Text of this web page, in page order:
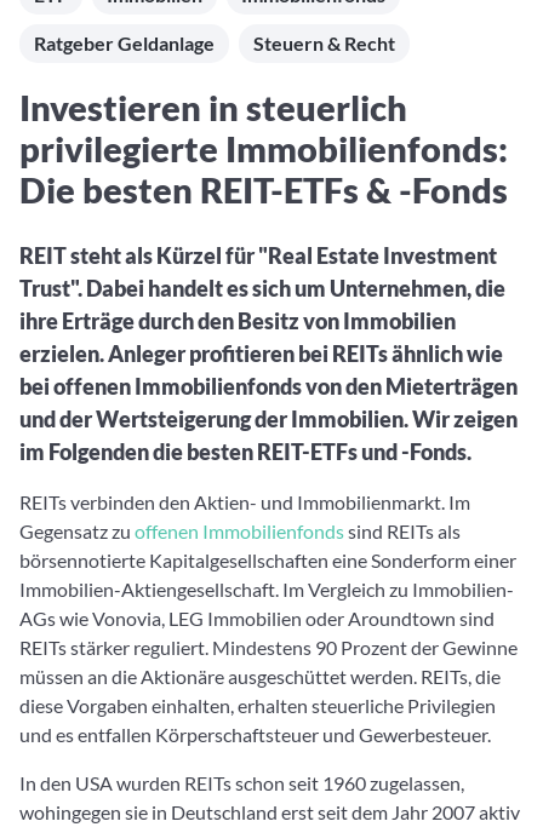
Fondswissen
investieren Sie richtig
Aktuelle Rankings und Beiträge zu den besten Fonds aus
Fondsvergleich
Übersichtlich bis zu 10 Fonds aus über 35.000
Produkten vergleichen
Hier sind Ihre gemerkten Produkte und aktiven
Preis-/Performance-Alarme
3. Investieren
Portfolios
Eigene Portfolios und jene, denen Sie folgen
Informationen und Beiträge unserer Partner-
Community-Partner
Informationen und Beiträge unserer Community-
Partner
Webinar verpasst? Hier gibt es Aufnahmen unserer
Online-Veranstaltungen.
Ratgeber Geldanlage Steuern & Recht
Investieren in steuerlich
privilegierte Immobilienfonds:
Die besten REIT-ETFs & -Fonds
REIT steht als Kürzel für "Real Estate Investment
Trust". Dabei handelt es sich um Unternehmen, die
ihre Erträge durch den Besitz von Immobilien
erzielen. Anleger profitieren bei REITs ähnlich wie
bei offenen Immobilienfonds von den Mieterträgen
und der Wertsteigerung der Immobilien. Wir zeigen
im Folgenden die besten REIT-ETFs und -Fonds.
REITs verbinden den Aktien- und Immobilienmarkt. Im
Gegensatz zu offenen Immobilienfondssind REITs als
börsennotierte Kapitalgesellschaften eine Sonderform einer
Immobilien-Aktiengesellschaft. Im Vergleich zu Immobilien-
AGs wie Vonovia, LEG Immobilien oder Aroundtown sind
REITs stärker reguliert. Mindestens 90 Prozent der Gewinne
müssen an die Aktionäre ausgeschüttet werden. REITs, die
diese Vorgaben einhalten, erhalten steuerliche Privilegien
und es entfallen Körperschaftsteuer und Gewerbesteuer.
In den USA wurden REITs schon seit 1960 zugelassen,
wohingegen sie in Deutschland erst seit dem Jahr 2007 aktiv